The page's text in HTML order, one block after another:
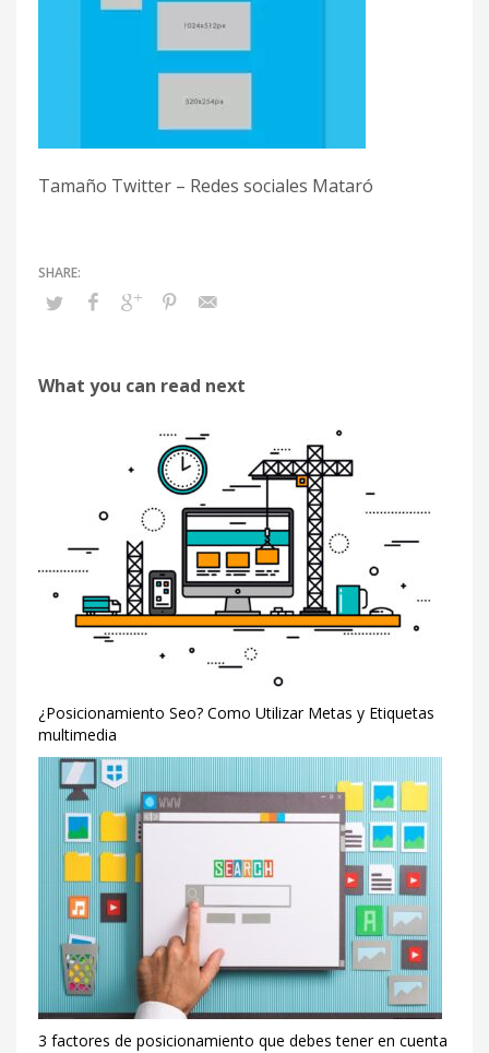
Tamaño Twitter – Redes sociales Mataró
What you can read next
¿Posicionamiento Seo? Como Utilizar Metas y Etiquetas
multimedia
3 factores de posicionamiento que debes tener en cuenta